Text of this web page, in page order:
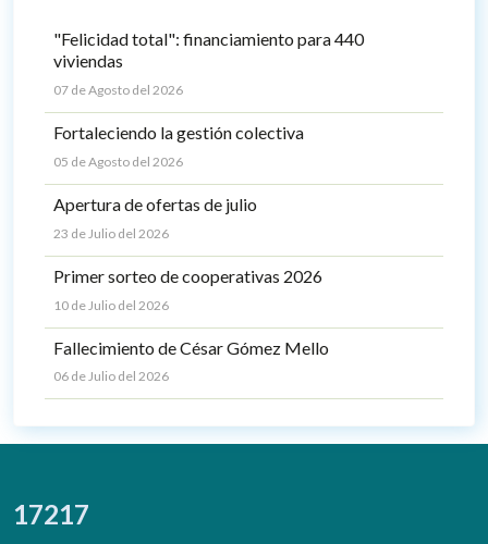
"Felicidad total": financiamiento para 440
viviendas
07 de Agosto del 2026
Fortaleciendo la gestión colectiva
05 de Agosto del 2026
Apertura de ofertas de julio
23 de Julio del 2026
Primer sorteo de cooperativas 2026
10 de Julio del 2026
Fallecimiento de César Gómez Mello
06 de Julio del 2026
17217